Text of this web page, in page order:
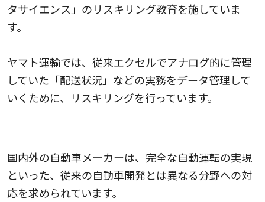
タサイエンス」のリスキリング教育を施していま
す。
ヤマト運輸では、従来エクセルでアナログ的に管理
していた「配送状況」などの実務をデータ管理して
いくために、リスキリングを行っています。
国内外の自動車メーカーは、完全な自動運転の実現
といった、従来の自動車開発とは異なる分野への対
応を求められています。